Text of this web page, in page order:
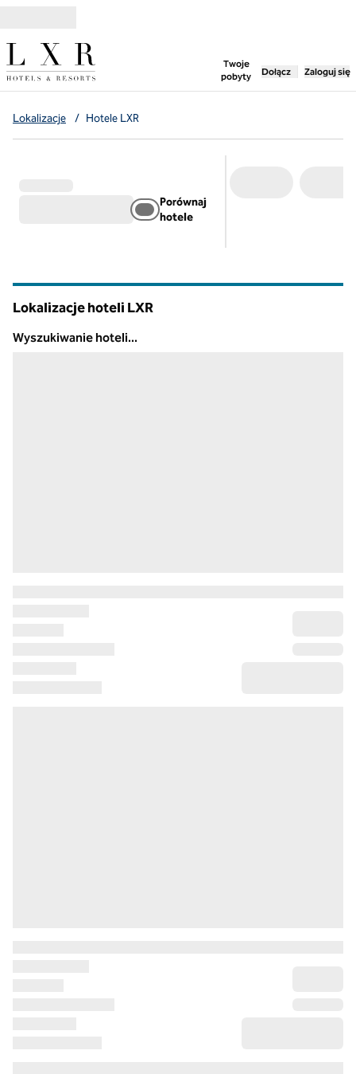
Twoje
pobyty
,otwiera nową
Dołącz Zaloguj się
Lokalizacje / Hotele LXR
Porównaj
hotele
Lokalizacje hoteli LXR
Wyszukiwanie hoteli...